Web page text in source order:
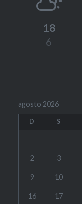
18
6
agosto 2026
D S
2 3
9 10
16 17